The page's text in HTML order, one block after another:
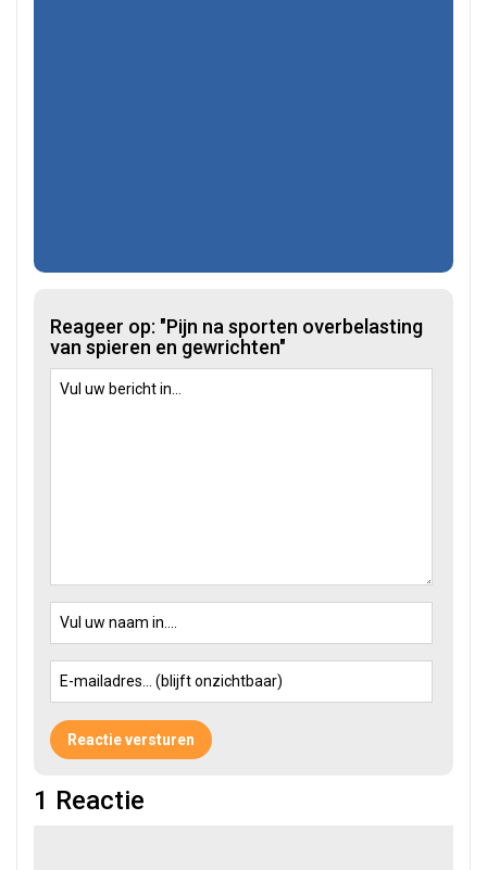
Reageer op: "Pijn na sporten overbelasting
van spieren en gewrichten"
1 Reactie